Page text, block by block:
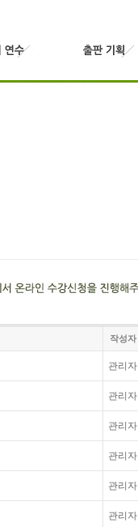
작성자
관리자
관리자
관리자
관리자
관리자
관리자